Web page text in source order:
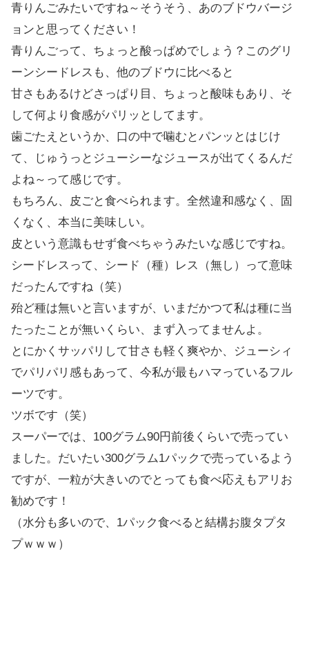
青りんごみたいですね～そうそう、あのブドウバージ
ョンと思ってください！
青りんごって、ちょっと酸っぱめでしょう？このグリ
ーンシードレスも、他のブドウに比べると
甘さもあるけどさっぱり目、ちょっと酸味もあり、そ
して何より食感がパリッとしてます。
歯ごたえというか、口の中で噛むとパンッとはじけ
て、じゅうっとジューシーなジュースが出てくるんだ
よね～って感じです。
もちろん、皮ごと食べられます。全然違和感なく、固
くなく、本当に美味しい。
皮という意識もせず食べちゃうみたいな感じですね。
シードレスって、シード（種）レス（無し）って意味
だったんですね（笑）
殆ど種は無いと言いますが、いまだかつて私は種に当
たったことが無いくらい、まず入ってませんよ。
とにかくサッパリして甘さも軽く爽やか、ジューシィ
でパリパリ感もあって、今私が最もハマっているフル
ーツです。
ツボです（笑）
スーパーでは、100グラム90円前後くらいで売ってい
ました。だいたい300グラム1パックで売っているよう
ですが、一粒が大きいのでとっても食べ応えもアリお
勧めです！
（水分も多いので、1パック食べると結構お腹タプタ
プｗｗｗ）